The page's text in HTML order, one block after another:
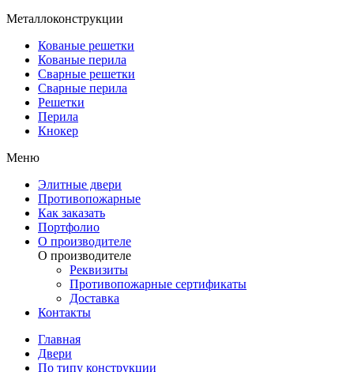
Металлоконструкции
Кованые решетки
Кованые перила
Сварные решетки
Сварные перила
Решетки
Перила
Кнокер
Меню
Элитные двери
Противопожарные
Как заказать
Портфолио
О производителе
О производителе
Реквизиты
Противопожарные сертификаты
Доставка
Контакты
Главная
Двери
По типу конструкции